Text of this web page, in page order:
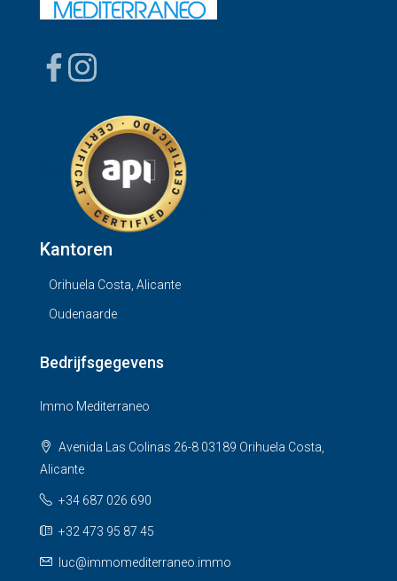
Kantoren
Orihuela Costa, Alicante
Oudenaarde
Bedrijfsgegevens
Immo Mediterraneo
Avenida Las Colinas 26-8 03189 Orihuela Costa,
Alicante
+34 687 026 690
+32 473 95 87 45
luc@immomediterraneo.immo